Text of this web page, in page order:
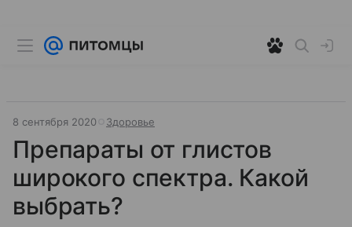
8 сентября 2020 Здоровье
Препараты от глистов
широкого спектра. Какой
выбрать?